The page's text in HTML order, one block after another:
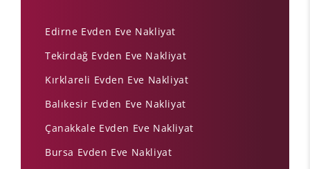
Edirne Evden Eve Nakliyat
Tekirdağ Evden Eve Nakliyat
Kırklareli Evden Eve Nakliyat
Balıkesir Evden Eve Nakliyat
Çanakkale Evden Eve Nakliyat
Bursa Evden Eve Nakliyat